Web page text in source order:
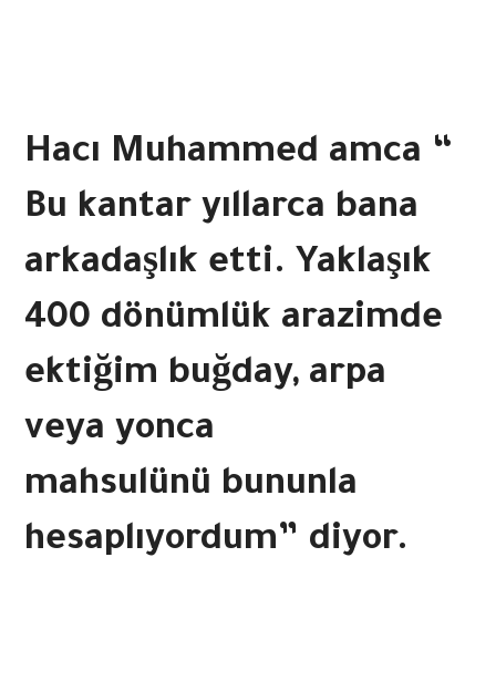
Hacı Muhammed amca “
Bu kantar yıllarca bana
arkadaşlık etti. Yaklaşık
400 dönümlük arazimde
ektiğim buğday, arpa
veya yonca
mahsulünü bununla
hesaplıyordum” diyor.